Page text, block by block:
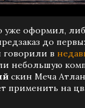
уже оформил,
до
говорили в
небольшую
скин Меча
применить на